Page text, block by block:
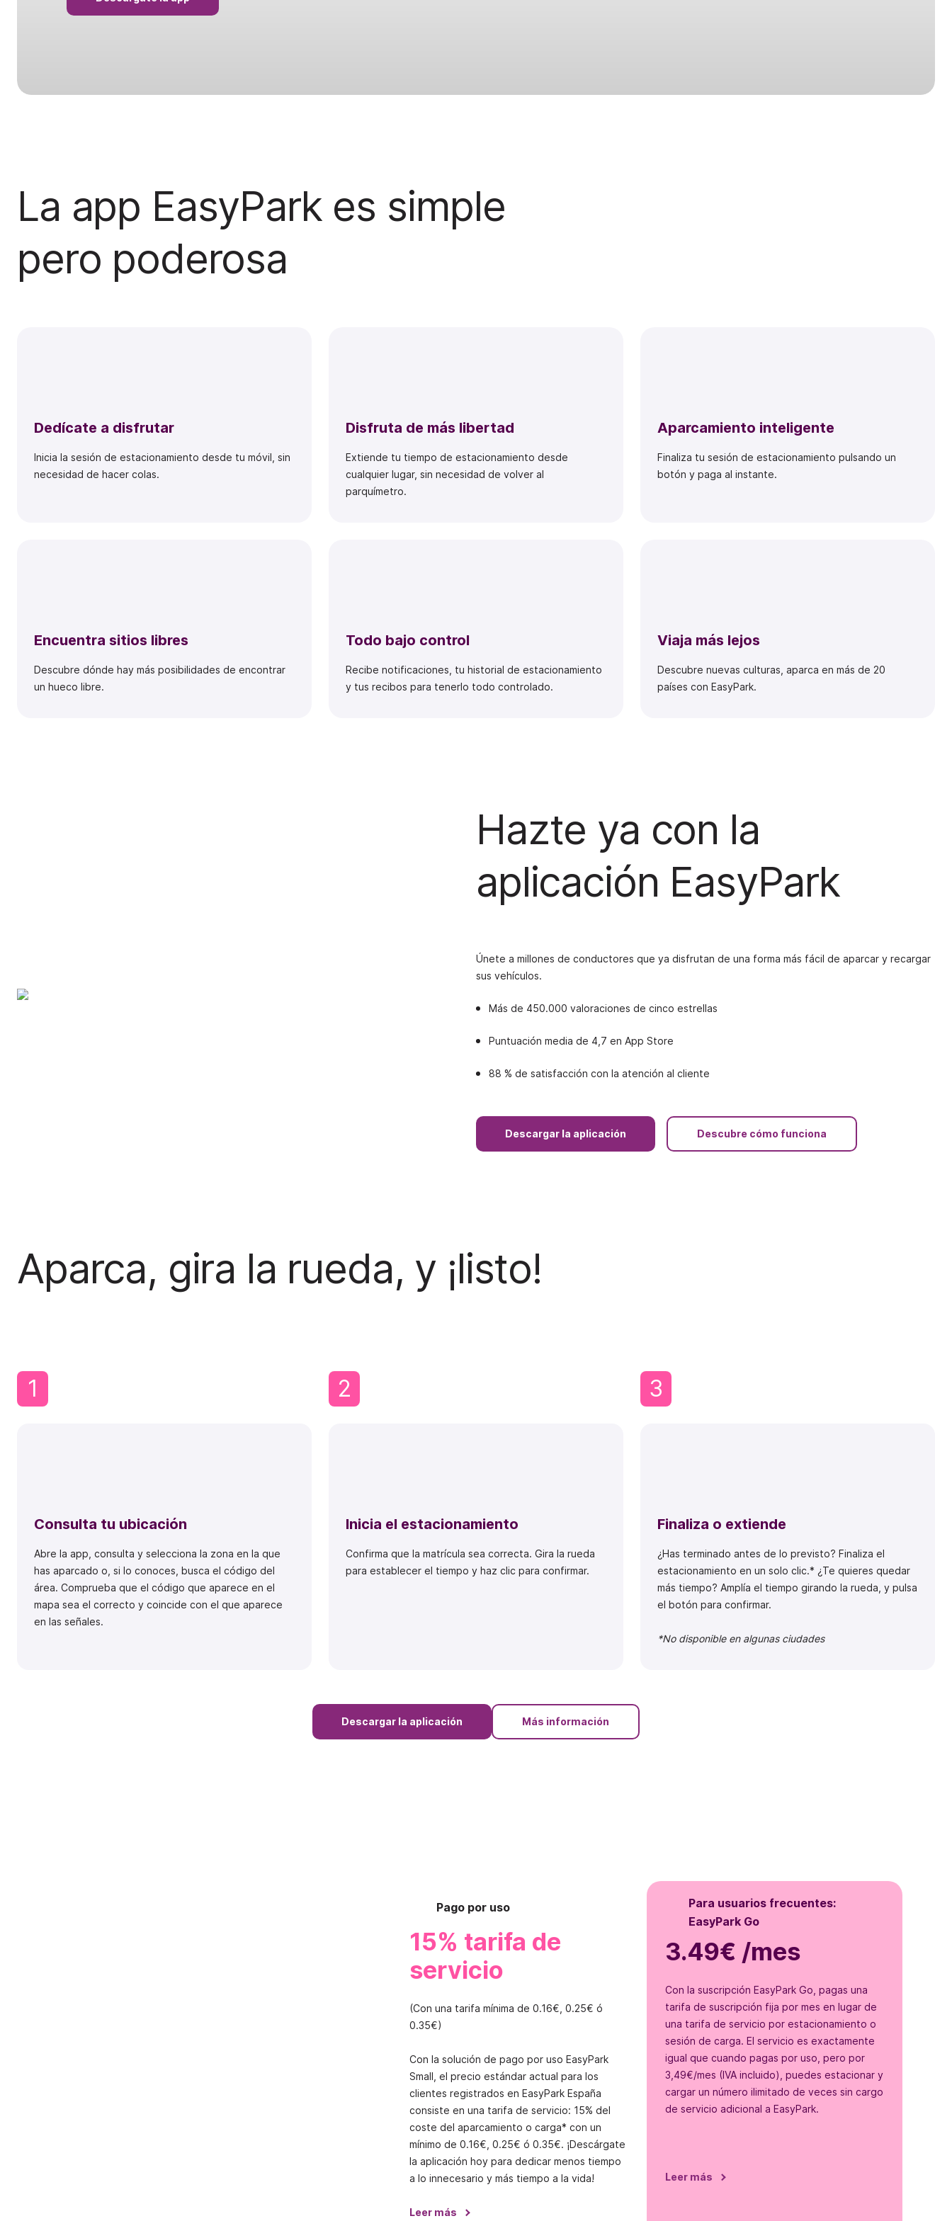
La app EasyPark es simple
pero poderosa
Dedícate a disfrutar
Inicia la sesión de estacionamiento desde tu móvil, sin
necesidad de hacer colas.
Disfruta de más libertad
Extiende tu tiempo de estacionamiento desde
cualquier lugar, sin necesidad de volver al
parquímetro.
Aparcamiento inteligente
Finaliza tu sesión de estacionamiento pulsando un
botón y paga al instante.
Encuentra sitios libres
Descubre dónde hay más posibilidades de encontrar
un hueco libre.
Todo bajo control
Recibe notificaciones, tu historial de estacionamiento
y tus recibos para tenerlo todo controlado.
Viaja más lejos
Descubre nuevas culturas, aparca en más de 20
países con EasyPark.
Hazte ya con la
aplicación EasyPark
Únete a millones de conductores que ya disfrutan de una forma más fácil de aparcar y recargar
sus vehículos.
Más de 450.000 valoraciones de cinco estrellas
Puntuación media de 4,7 en App Store
88 % de satisfacción con la atención al cliente
Descargar la aplicación Descubre cómo funciona
Aparca, gira la rueda, y ¡listo!
1
Consulta tu ubicación
Abre la app, consulta y selecciona la zona en la que
has aparcado o, si lo conoces, busca el código del
área. Comprueba que el código que aparece en el
mapa sea el correcto y coincide con el que aparece
en las señales.
2
Inicia el estacionamiento
Confirma que la matrícula sea correcta. Gira la rueda
para establecer el tiempo y haz clic para confirmar.
3
Finaliza o extiende
¿Has terminado antes de lo previsto? Finaliza el
estacionamiento en un solo clic.* ¿Te quieres quedar
más tiempo? Amplía el tiempo girando la rueda, y pulsa
el botón para confirmar.
*No disponible en algunas ciudades
Descargar la aplicación Más información
Pago por uso
15% tarifa de
servicio
(Con una tarifa mínima de 0.16€, 0.25€ ó
0.35€)
Con la solución de pago por uso EasyPark
Small, el precio estándar actual para los
clientes registrados en EasyPark España
consiste en una tarifa de servicio: 15% del
coste del aparcamiento o carga* con un
mínimo de 0.16€, 0.25€ ó 0.35€. ¡Descárgate
la aplicación hoy para dedicar menos tiempo
a lo innecesario y más tiempo a la vida!
Leer más
Para usuarios frecuentes:
EasyPark Go
3.49€ /mes
Con la suscripción EasyPark Go, pagas una
tarifa de suscripción fija por mes en lugar de
una tarifa de servicio por estacionamiento o
sesión de carga. El servicio es exactamente
igual que cuando pagas por uso, pero por
3,49€/mes (IVA incluido), puedes estacionar y
cargar un número ilimitado de veces sin cargo
de servicio adicional a EasyPark.
Leer más